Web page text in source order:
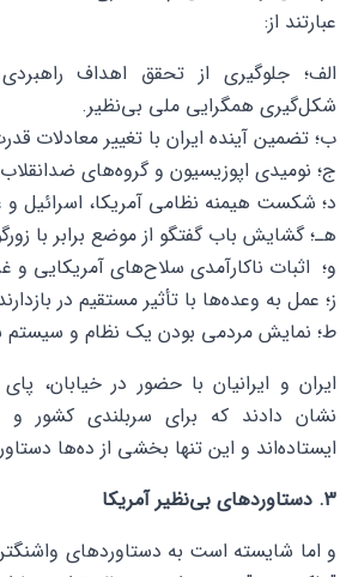
عبارتند از:
الف؛ جلوگیری از تحقق اهداف
شکل‌گیری همگرایی ملی بی‌نظیر.
ب؛ تضمین آینده ایران با تغییر معادلات
ج؛ نومیدی اپوزیسیون و گروه‌های
د؛ شکست هیمنه نظامی آمریکا، اسرائیل
هـ؛ گشایش باب گفتگو از موضع برابر با
و؛ اثبات ناکارآمدی سلاح‌های آمریکایی و
ز؛ عمل به وعده‌ها با تأثیر مستقیم در
ط؛ نمایش مردمی بودن یک نظام و
ایران و ایرانیان با حضور در خیابان،
نشان دادند که برای سربلندی کشور
ایستاده‌اند و این تنها بخشی از ده‌ها
3. دستاوردهای بی‌نظیر آمریکا
و اما شایسته است به دستاوردهای